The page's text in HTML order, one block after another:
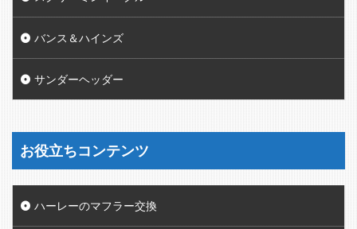
バンス＆ハインズ
サンダーヘッダー
お役立ちコンテンツ
ハーレーのマフラー交換